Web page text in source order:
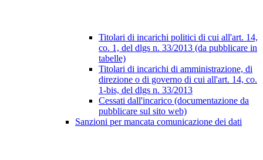
Titolari di incarichi politici di cui all'art. 14,
co. 1, del dlgs n. 33/2013 (da pubblicare in
tabelle)
Titolari di incarichi di amministrazione, di
direzione o di governo di cui all'art. 14, co.
1-bis, del dlgs n. 33/2013
Cessati dall'incarico (documentazione da
pubblicare sul sito web)
Sanzioni per mancata comunicazione dei dati